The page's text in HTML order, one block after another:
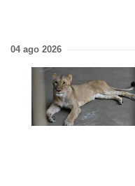
04 ago 2026